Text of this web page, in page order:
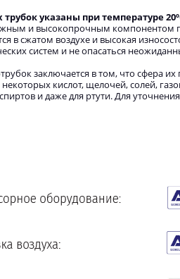
указаны при температуре
и высокопрочным компонентом
в сжатом воздухе и высокая
систем и не опасаться
заключается в том, что сфера
кислот, щелочей, солей,
и даже для ртути. Для